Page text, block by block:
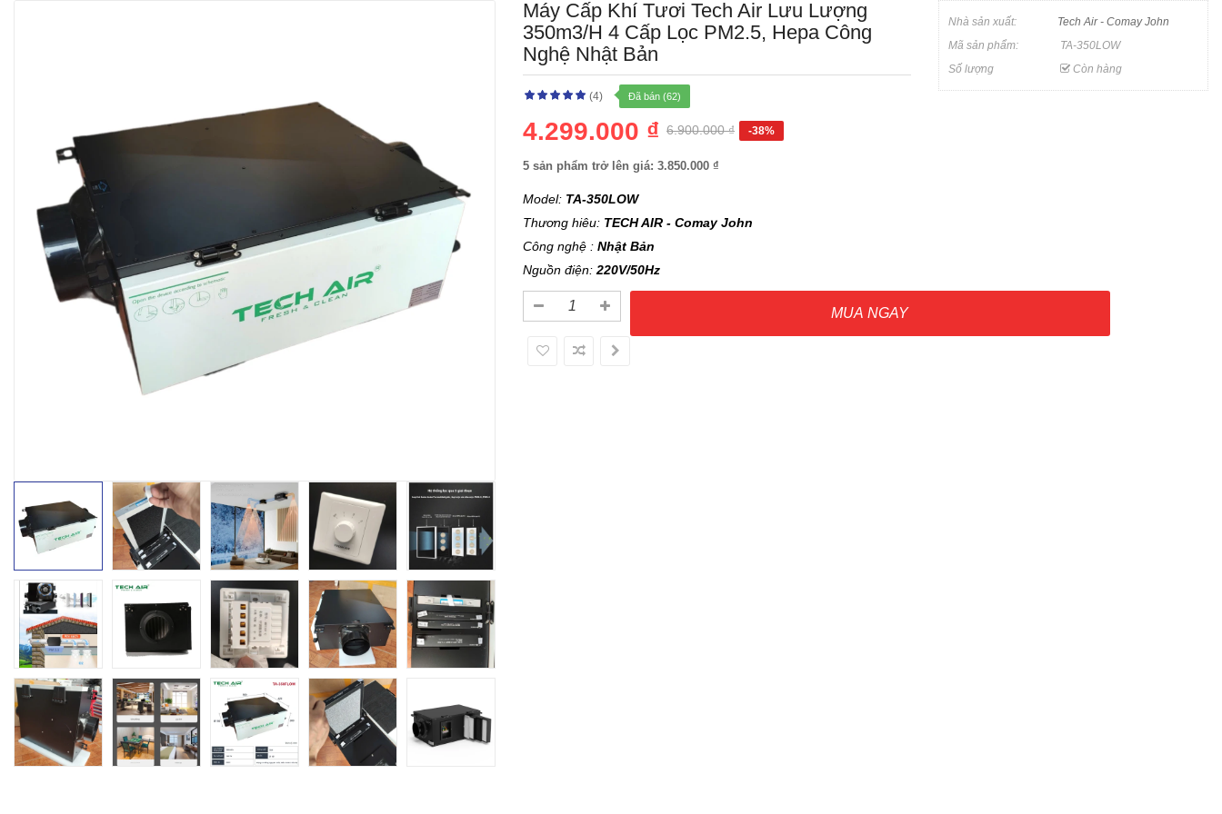
Máy Cấp Khí Tươi Tech Air Lưu Lượng
350m3/h 4 Cấp Lọc PM2.5, Hepa Công
Nghệ Nhật Bản
(4) Đã bán (62)
4.299.000 ₫ 6.900.000 ₫ -38%
5 sản phẩm trở lên giá: 3.850.000 ₫
Nhà sản xuất:
Tech Air - Comay John
Mã sản phẩm:
TA-350LOW
Số lượng
Còn hàng
Model: TA-350LOW
Thương hiêu: TECH AIR - Comay John
Công nghệ : Nhật Bản
Nguồn điện: 220V/50Hz